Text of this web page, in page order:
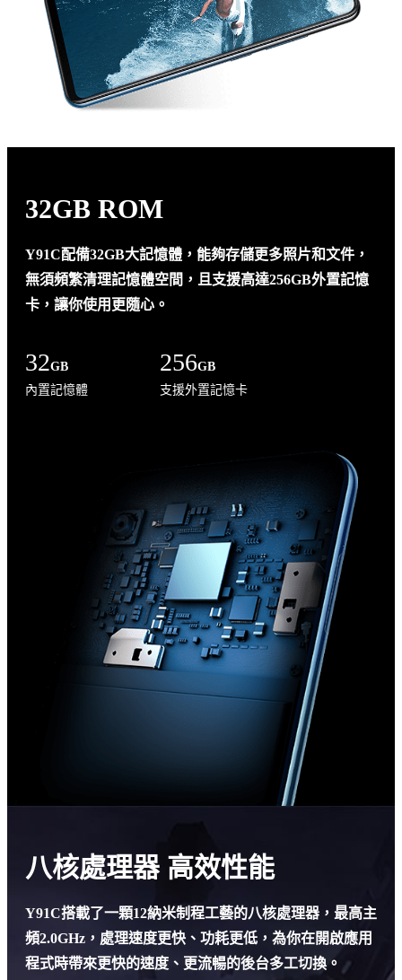
32GB ROM
Y91C配備32GB大記憶體，能夠存儲更多照片和文件，
無須頻繁清理記憶體空間，且支援高達256GB外置記憶
卡，讓你使用更隨心。
32GB
內置記憶體
256GB
支援外置記憶卡
八核處理器 高效性能
Y91C搭載了一顆12納米制程工藝的八核處理器，最高主
頻2.0GHz，處理速度更快、功耗更低，為你在開啟應用
程式時帶來更快的速度、更流暢的後台多工切換。